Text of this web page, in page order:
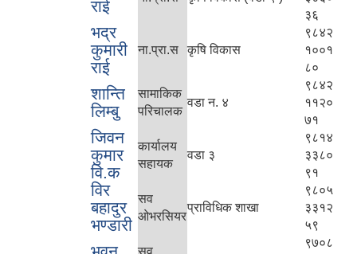
राई
३६
भद्र
कुमारी
राई
ना.प्रा.स कृषि विकास
९८४२
१००१
८०
शान्ति
लिम्बु
सामाकिक
परिचालक
वडा न. ४
९८४२
११२०
७१
जिवन
कुमार
वि.क
कार्यालय
सहायक
वडा ३
९८१४
३३८०
९१
विर
बहादुर
भण्डारी
सव
ओभरसियर
प्राविधिक शाखा
९८०५
३३१२
५९
९७०८